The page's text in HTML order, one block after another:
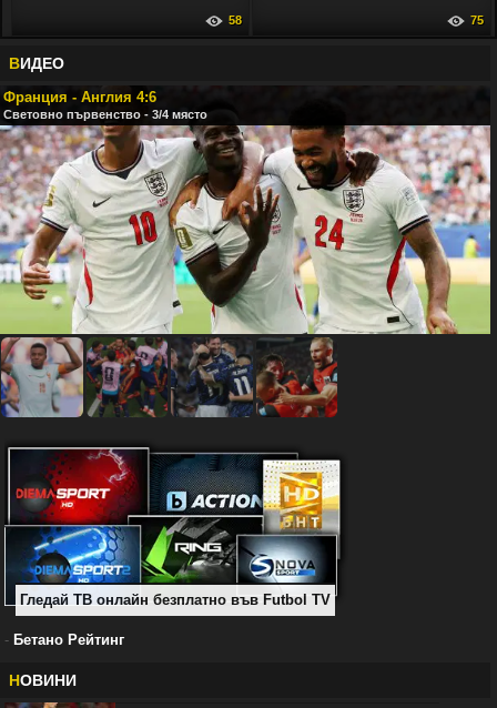
58 75
ВИДЕО
Франция - Англия 4:6
Световно първенство - 3/4 място
Гледай ТВ онлайн безплатно във Futbol TV
- Бетано Рейтинг
НОВИНИ